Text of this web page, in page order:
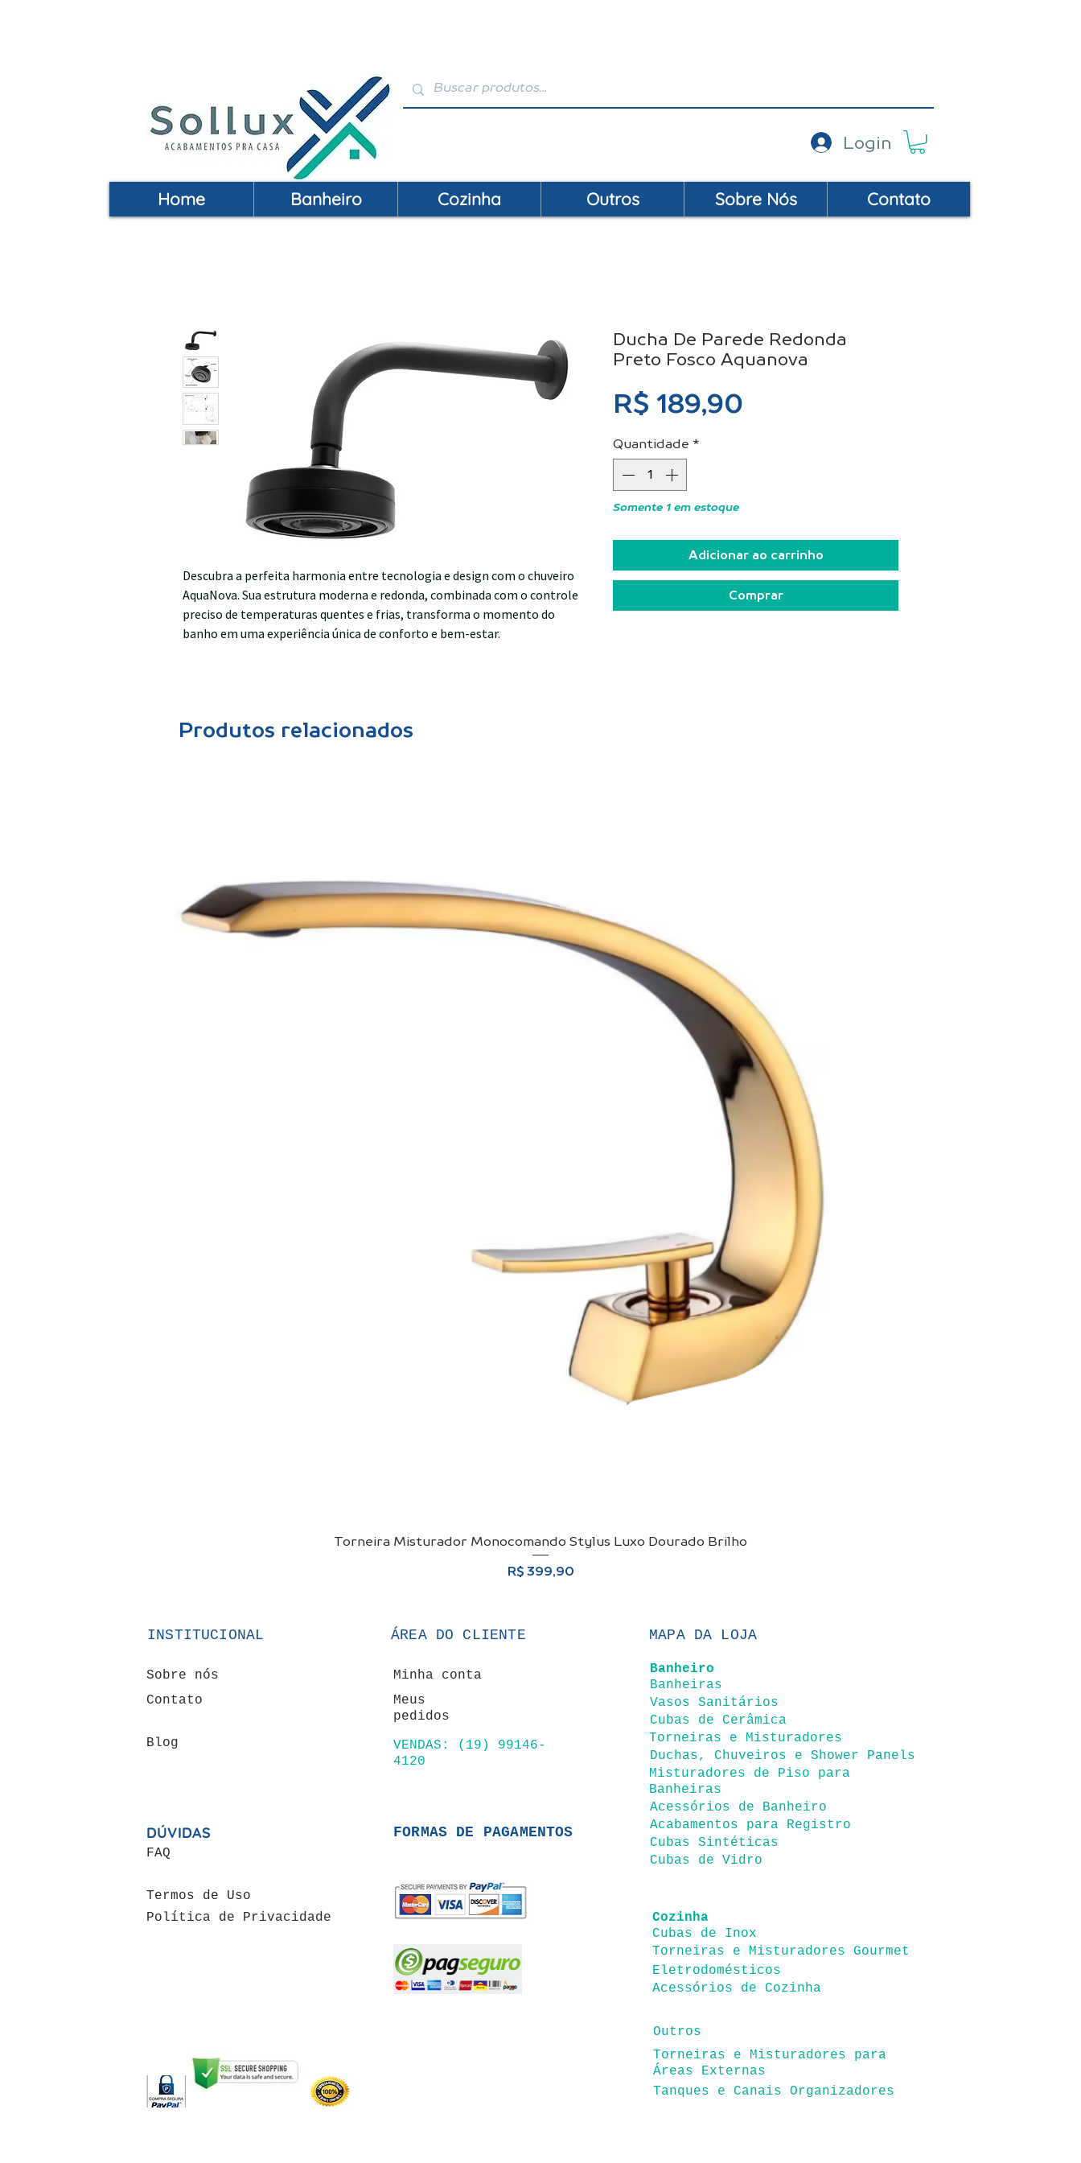
Login
Home Banheiro Cozinha Outros Sobre Nós Contato
Descubra a perfeita harmonia entre tecnologia e design com o chuveiro
AquaNova. Sua estrutura moderna e redonda, combinada com o controle
preciso de temperaturas quentes e frias, transforma o momento do
banho em uma experiência única de conforto e bem-estar.
Ducha De Parede Redonda
Preto Fosco Aquanova
R$ 189,90
Quantidade *
Somente 1 em estoque
Adicionar ao carrinho
Comprar
Produtos relacionados
Visualização rápida
Torneira Misturador Monocomando Stylus Luxo Dourado Brilho
Preço
R$ 399,90
INSTITUCIONAL
Sobre nós
Contato
Blog
DÚVIDAS
ÁREA DO CLIENTE
Minha conta
Meus
pedidos
VENDAS: (19) 99146-
4120
FORMAS DE PAGAMENTOS
FAQ
Termos de Uso
Política de Privacidade
MAPA DA LOJA
Banheiro
Banheiras
Vasos Sanitários
Cubas de Cerâmica
Torneiras e Misturadores
Duchas, Chuveiros e Shower Panels
Misturadores de Piso para
Banheiras
Acessórios de Banheiro
Acabamentos para Registro
Cubas Sintéticas
Cubas de Vidro
Cozinha
Cubas de Inox
Torneiras e Misturadores Gourmet
Eletrodomésticos
Acessórios de Cozinha
Outros
Torneiras e Misturadores para
Áreas Externas
Tanques e Canais Organizadores